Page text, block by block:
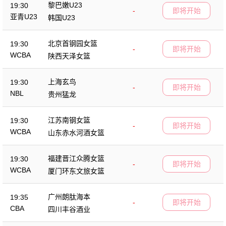
19:30
亚青U23
黎巴嫩U23
-
韩国U23
即将开始
19:30
WCBA
北京首钢园女篮
-
陕西天泽女篮
即将开始
19:30
NBL
上海玄鸟
-
贵州猛龙
即将开始
19:30
WCBA
江苏南钢女篮
-
山东赤水河酒女篮
即将开始
19:30
WCBA
福建晋江众腾女篮
-
厦门环东文旅女篮
即将开始
19:35
CBA
广州朗肽海本
-
四川丰谷酒业
即将开始